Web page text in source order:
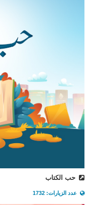
حب الكتاب
عدد الزيارات: 1732